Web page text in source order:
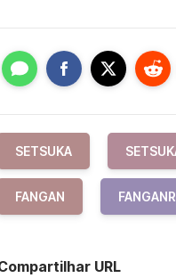
SETSUKA
FANGAN
URL